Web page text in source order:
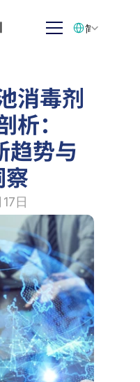
消毒剂
析：
趋势与
日
简体中文